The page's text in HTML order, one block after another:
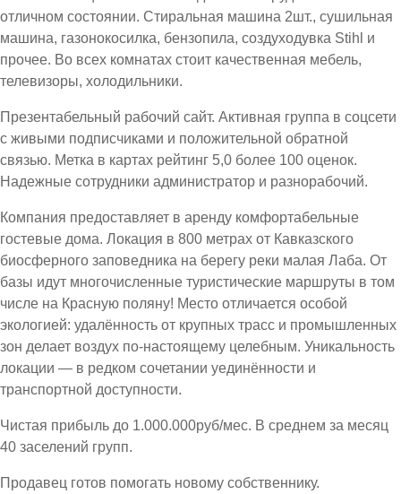
отличном состоянии. Стиральная машина 2шт., сушильная
машина, газонокосилка, бензопила, создуходувка Stihl и
прочее. Во всех комнатах стоит качественная мебель,
телевизоры, холодильники.
Презентабельный рабочий сайт. Активная группа в соцсети
с живыми подписчиками и положительной обратной
связью. Метка в картах рейтинг 5,0 более 100 оценок.
Надежные сотрудники администратор и разнорабочий.
Компания предоставляет в аренду комфортабельные
гостевые дома. Локация в 800 метрах от Кавказского
биосферного заповедника на берегу реки малая Лаба. От
базы идут многочисленные туристические маршруты в том
числе на Красную поляну! Место отличается особой
экологией: удалённость от крупных трасс и промышленных
зон делает воздух по-настоящему целебным. Уникальность
локации — в редком сочетании уединённости и
транспортной доступности.
Чистая прибыль до 1.000.000руб/мес. В среднем за месяц
40 заселений групп.
Продавец готов помогать новому собственнику.